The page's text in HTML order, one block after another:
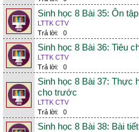
Sinh học 8 Bài 35: Ôn
LTTK CTV
Trả lời:
0
Sinh học 8 Bài 36: Tiêu
LTTK CTV
Trả lời:
0
Sinh học 8 Bài 37: Thực
cho trước
LTTK CTV
Trả lời:
0
Sinh học 8 Bài 38: Bài